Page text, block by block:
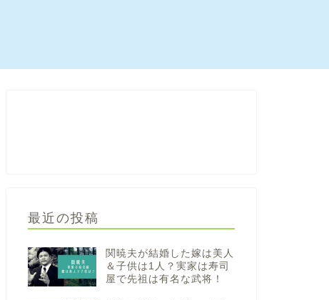
最近の投稿
関暁夫が結婚した嫁は美人
＆子供は1人？実家は寿司
屋で先祖は有名な武将！